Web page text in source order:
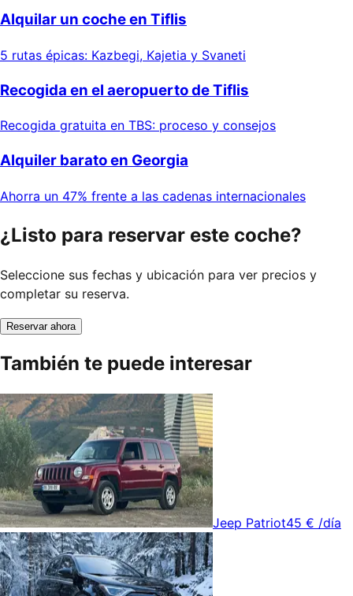
Alquilar un coche en Tiflis
5 rutas épicas: Kazbegi, Kajetia y Svaneti
Recogida en el aeropuerto de Tiflis
Recogida gratuita en TBS: proceso y consejos
Alquiler barato en Georgia
Ahorra un 47% frente a las cadenas internacionales
¿Listo para reservar este coche?
Seleccione sus fechas y ubicación para ver precios y
completar su reserva.
Reservar ahora
También te puede interesar
Jeep Patriot45 € /día